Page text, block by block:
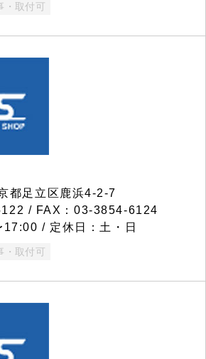
・取付可
足立区鹿浜4-2-7
/ FAX：03-3854-6124
/ 定休日：土・日
・取付可